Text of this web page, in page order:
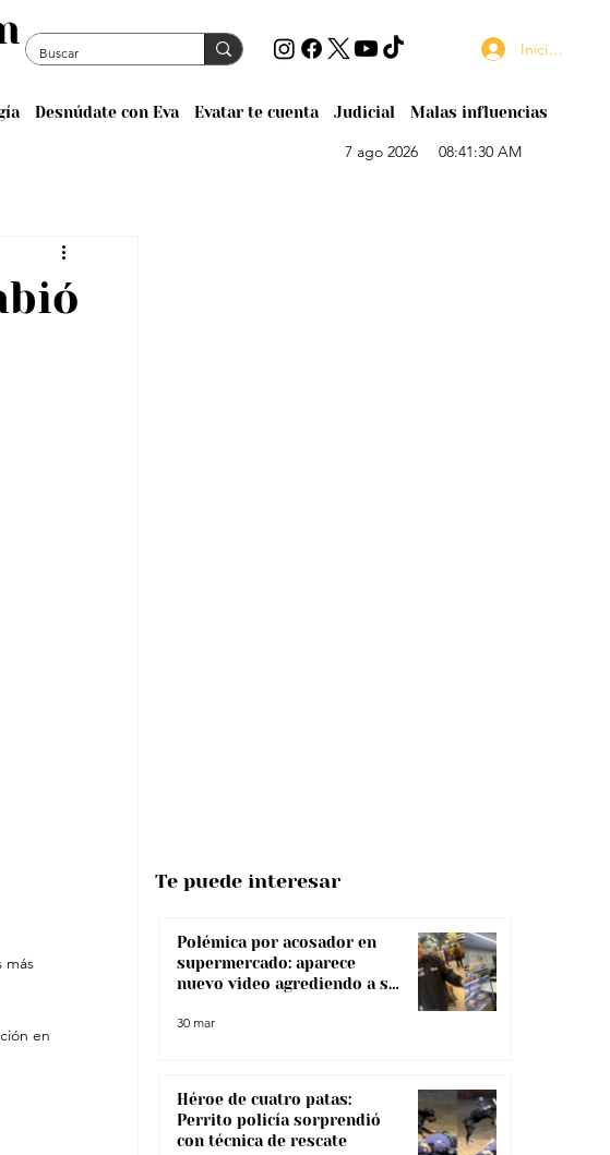
Desnúdate con Eva Evatar te cuenta Judicial Malas influencias
Iniciar sesión
7 ago 2026 08:41:30 AM
más
en
Polémica por acosador en
supermercado: aparece
nuevo video agrediendo a su
30 mar
Héroe de cuatro patas:
Perrito policía sorprendió
con técnica de rescate
Te puede interesar